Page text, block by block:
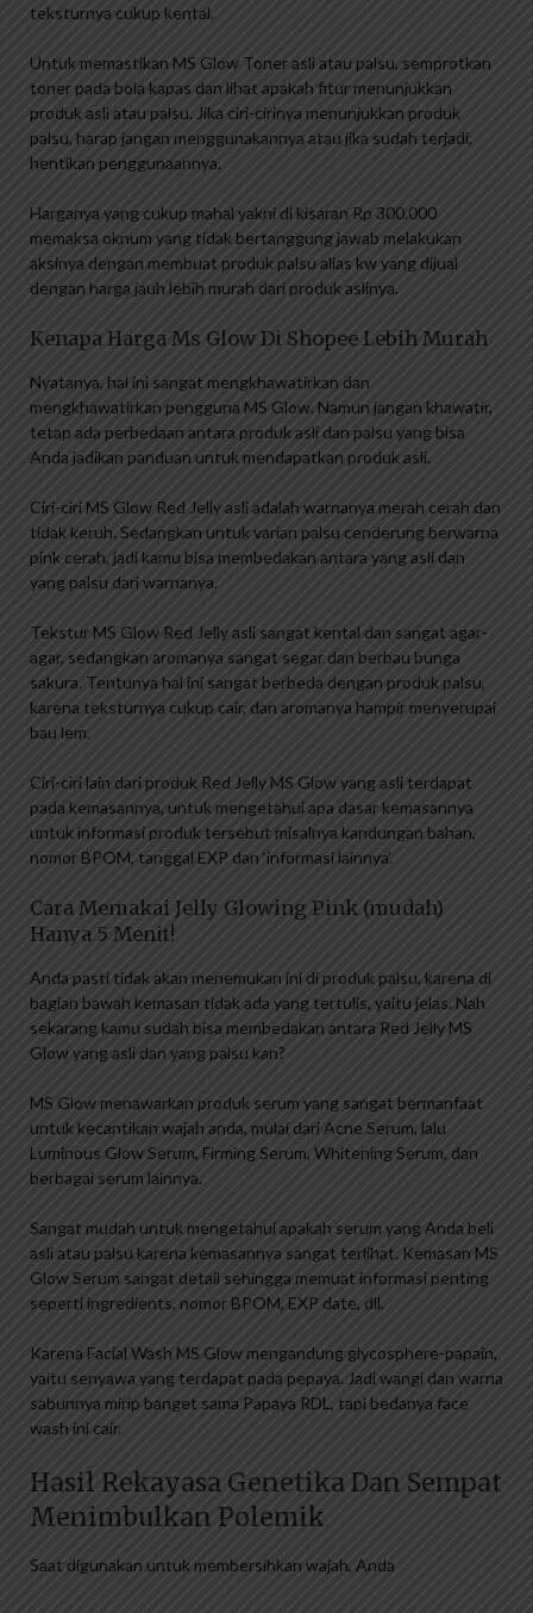
teksturnya cukup kental.
Untuk memastikan MS Glow Toner asli atau palsu, semprotkan
toner pada bola kapas dan lihat apakah fitur menunjukkan
produk asli atau palsu. Jika ciri-cirinya menunjukkan produk
palsu, harap jangan menggunakannya atau jika sudah terjadi,
hentikan penggunaannya.
Harganya yang cukup mahal yakni di kisaran Rp 300.000
memaksa oknum yang tidak bertanggung jawab melakukan
aksinya dengan membuat produk palsu alias kw yang dijual
dengan harga jauh lebih murah dari produk aslinya.
Kenapa Harga Ms Glow Di Shopee Lebih Murah
Nyatanya, hal ini sangat mengkhawatirkan dan
mengkhawatirkan pengguna MS Glow. Namun jangan khawatir,
tetap ada perbedaan antara produk asli dan palsu yang bisa
Anda jadikan panduan untuk mendapatkan produk asli.
Ciri-ciri MS Glow Red Jelly asli adalah warnanya merah cerah dan
tidak keruh. Sedangkan untuk varian palsu cenderung berwarna
pink cerah, jadi kamu bisa membedakan antara yang asli dan
yang palsu dari warnanya.
Tekstur MS Glow Red Jelly asli sangat kental dan sangat agar-
agar, sedangkan aromanya sangat segar dan berbau bunga
sakura. Tentunya hal ini sangat berbeda dengan produk palsu,
karena teksturnya cukup cair, dan aromanya hampir menyerupai
bau lem.
Ciri-ciri lain dari produk Red Jelly MS Glow yang asli terdapat
pada kemasannya, untuk mengetahui apa dasar kemasannya
untuk informasi produk tersebut misalnya kandungan bahan,
nomor BPOM, tanggal EXP dan ‘informasi lainnya’.
Cara Memakai Jelly Glowing Pink (mudah)
Hanya 5 Menit!
Anda pasti tidak akan menemukan ini di produk palsu, karena di
bagian bawah kemasan tidak ada yang tertulis, yaitu jelas. Nah
sekarang kamu sudah bisa membedakan antara Red Jelly MS
Glow yang asli dan yang palsu kan?
MS Glow menawarkan produk serum yang sangat bermanfaat
untuk kecantikan wajah anda, mulai dari Acne Serum, lalu
Luminous Glow Serum, Firming Serum, Whitening Serum, dan
berbagai serum lainnya.
Sangat mudah untuk mengetahui apakah serum yang Anda beli
asli atau palsu karena kemasannya sangat terlihat. Kemasan MS
Glow Serum sangat detail sehingga memuat informasi penting
seperti ingredients, nomor BPOM, EXP date, dll.
Karena Facial Wash MS Glow mengandung glycosphere-papain,
yaitu senyawa yang terdapat pada pepaya. Jadi wangi dan warna
sabunnya mirip banget sama Papaya RDL, tapi bedanya face
wash ini cair.
Hasil Rekayasa Genetika Dan Sempat
Menimbulkan Polemik
Saat digunakan untuk membersihkan wajah, Anda